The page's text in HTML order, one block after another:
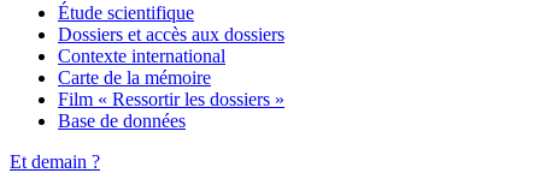
Étude scientifique
Dossiers et accès aux dossiers
Contexte international
Carte de la mémoire
Film « Ressortir les dossiers »
Base de données
Et demain ?